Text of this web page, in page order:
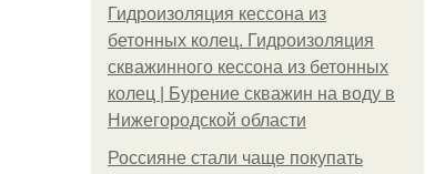
Гидроизоляция кессона из
бетонных колец. Гидроизоляция
скважинного кессона из бетонных
колец | Бурение скважин на воду в
Нижегородской области
Россияне стали чаще покупать